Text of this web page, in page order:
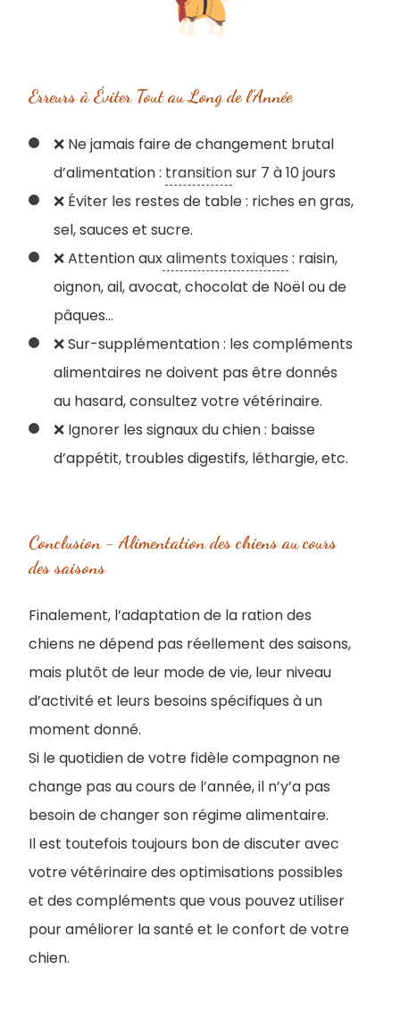
Erreurs à Éviter Tout au Long de l’Année
❌ Ne jamais faire de changement brutal
d’alimentation : transitionsur 7 à 10 jours
❌ Éviter les restes de table : riches en gras,
sel, sauces et sucre.
❌ Attention auxaliments toxiques : raisin,
oignon, ail, avocat, chocolat de Noël ou de
pâques…
❌ Sur-supplémentation : les compléments
alimentaires ne doivent pas être donnés
au hasard, consultez votre vétérinaire.
❌ Ignorer les signaux du chien : baisse
d’appétit, troubles digestifs, léthargie, etc.
Conclusion - Alimentation des chiens au cours
des saisons
Finalement, l’adaptation de la ration des
chiens ne dépend pas réellement des saisons,
mais plutôt de leur mode de vie, leur niveau
d’activité et leurs besoins spécifiques à un
moment donné.
Si le quotidien de votre fidèle compagnon ne
change pas au cours de l’année, il n’y’a pas
besoin de changer son régime alimentaire.
Il est toutefois toujours bon de discuter avec
votre vétérinaire des optimisations possibles
et des compléments que vous pouvez utiliser
pour améliorer la santé et le confort de votre
chien.